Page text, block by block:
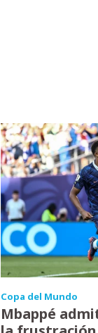
Copa del Mundo
Mbappé